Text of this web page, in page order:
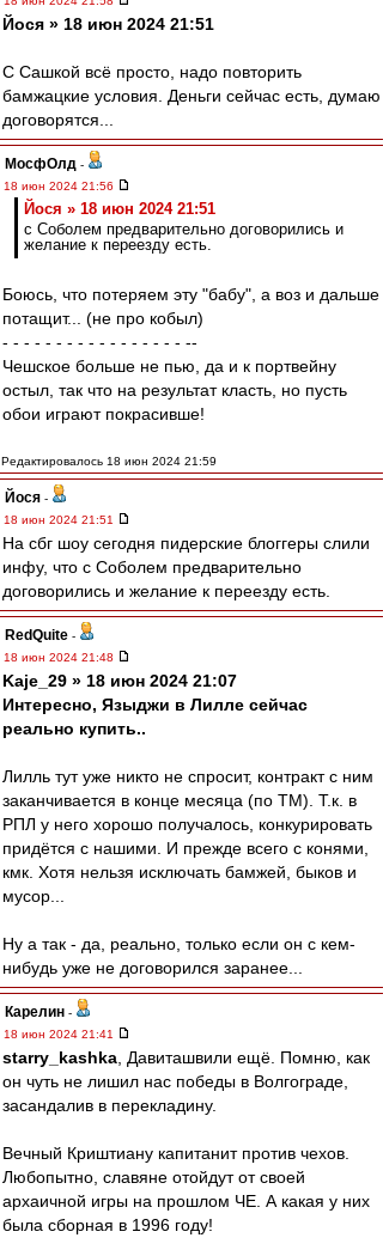
Йося » 18 июн 2024 21:51
С Сашкой всё просто, надо повторить
бамжацкие условия. Деньги сейчас есть, думаю
договорятся...
МосфОлд -
18 июн 2024 21:56
Йося » 18 июн 2024 21:51
с Соболем предварительно договорились и
желание к переезду есть.
Боюсь, что потеряем эту "бабу", а воз и дальше
потащит... (не про кобыл)
- - - - - - - - - - - - - - - - - --
Чешское больше не пью, да и к портвейну
остыл, так что на результат класть, но пусть
обои играют покрасивше!
Редактировалось 18 июн 2024 21:59
Йося -
18 июн 2024 21:51
На сбг шоу сегодня пидерские блоггеры слили
инфу, что с Соболем предварительно
договорились и желание к переезду есть.
RedQuite -
18 июн 2024 21:48
Kaje_29 » 18 июн 2024 21:07
Интересно, Языджи в Лилле сейчас
реально купить..
Лилль тут уже никто не спросит, контракт с ним
заканчивается в конце месяца (по ТМ). Т.к. в
РПЛ у него хорошо получалось, конкурировать
придётся с нашими. И прежде всего с конями,
кмк. Хотя нельзя исключать бамжей, быков и
мусор...
Ну а так - да, реально, только если он с кем-
нибудь уже не договорился заранее...
Карелин -
18 июн 2024 21:41
starry_kashka , Давиташвили ещё. Помню, как
он чуть не лишил нас победы в Волгограде,
засандалив в перекладину.
Вечный Криштиану капитанит против чехов.
Любопытно, славяне отойдут от своей
архаичной игры на прошлом ЧЕ. А какая у них
была сборная в 1996 году!